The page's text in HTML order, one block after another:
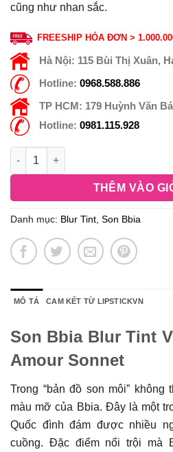
cũng như nhan sắc.
FREESHIP HÓA ĐƠN >
Hà Nội: 115 Bùi Thị Xuân,
Hotline: 0968.588.886
TP HCM: 179 Huỳnh Văn
Hotline: 0981.115.928
THÊM VÀO
Danh mục: Blur Tint Son Bbia
MÔ TẢ CAM KẾT TỪ LIPSTICKVN
Son Bbia Blur Tint
Amour Sonnet
Trong “bản đồ son môi”
màu mỡ của Bbia. Đây là một
Quốc đình đám được nhiều
cuồng. Đặc điểm nổi trội mà